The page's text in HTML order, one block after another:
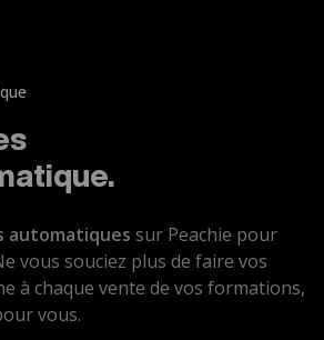
automatiques sur Peachie pour
vous souciez plus de faire vos
à chaque vente de vos formations,
vous.